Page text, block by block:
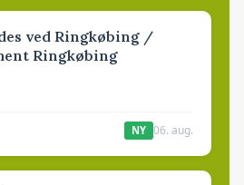
ved Ringkøbing /
Ringkøbing
NY 06. aug.